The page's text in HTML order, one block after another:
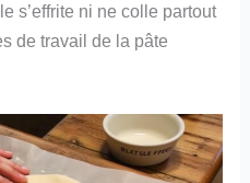
s’effrite ni ne colle partout
de travail de la pâte